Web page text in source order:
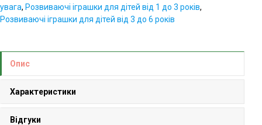
увага, Розвиваючі іграшки для дітей від 1 до 3 років,
Розвиваючі іграшки для дітей від 3 до 6 років
Опис
Характеристики
Відгуки